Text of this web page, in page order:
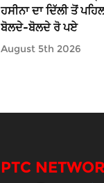
ਹਸੀਨਾ ਦਾ ਦਿੱਲੀ ਤੋਂ
ਬੋਲਦੇ-ਬੋਲਦੇ ਰੋ ਪਏ
August 5th 2026
PTC